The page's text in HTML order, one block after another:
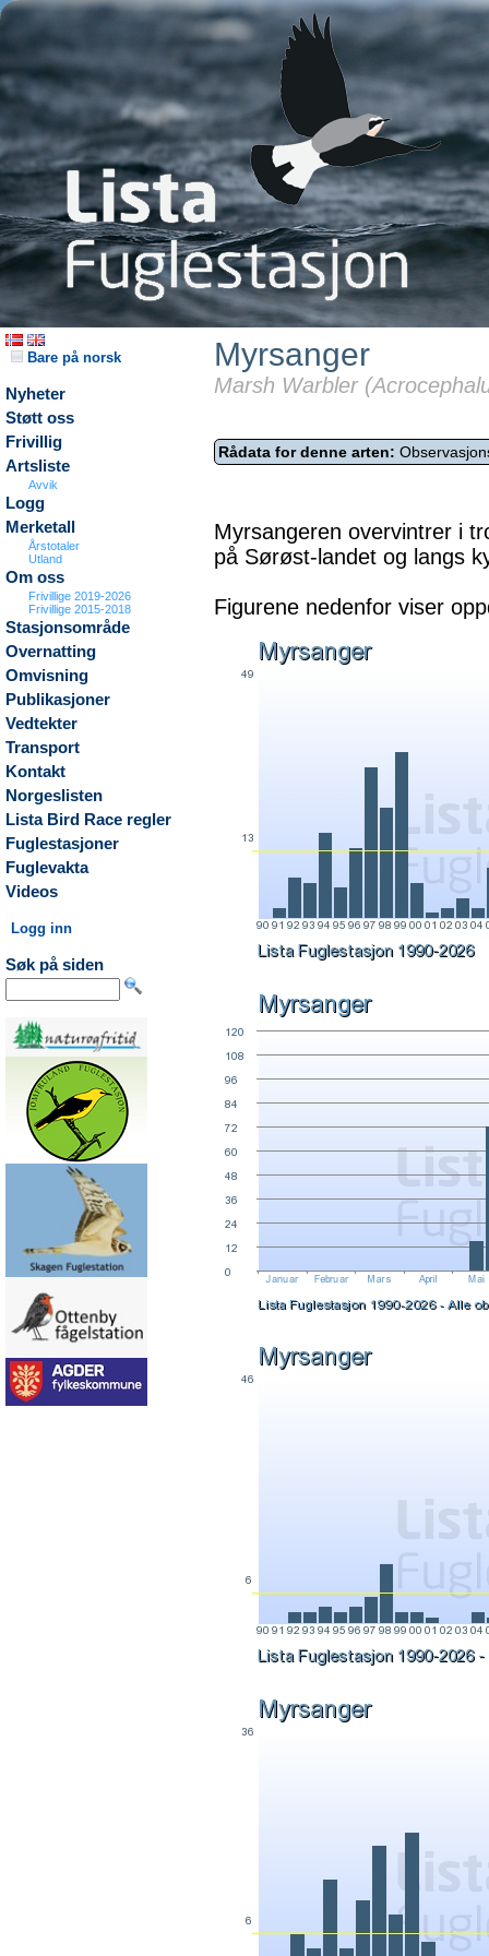
Bare på norsk
Nyheter
Støtt oss
Frivillig
Artsliste
Avvik
Logg
Merketall
Årstotaler
Utland
Om oss
Frivillige 2019-2026
Frivillige 2015-2018
Stasjonsområde
Overnatting
Omvisning
Publikasjoner
Vedtekter
Transport
Kontakt
Norgeslisten
Lista Bird Race regler
Fuglestasjoner
Fuglevakta
Videos
Logg inn
Søk på siden
Myrsanger
Marsh Warbler
Rådata for denne arten:
Myrsangeren overvintrer i
på Sørøst-landet og langs
Figurene nedenfor viser